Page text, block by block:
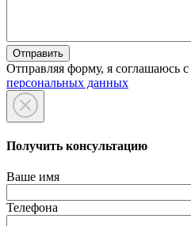
Отправляя форму, я соглашаюсь с
персональных данных
Получить консультацию
Ваше имя
Телефона